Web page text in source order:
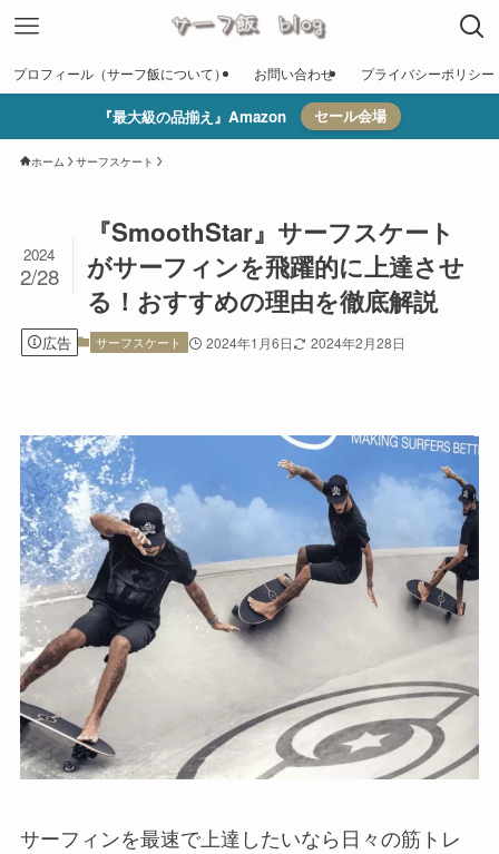
プロフィール（サーフ飯について） お問い合わせ プライバシーポリシー
『最大級の品揃え』Amazon セール会場
ホーム サーフスケート
『SmoothStar』サーフスケート
がサーフィンを飛躍的に上達させ
る！おすすめの理由を徹底解説
2024
2/28
広告 サーフスケート 2024年1月6日 2024年2月28日
サーフィンを最速で上達したいなら日々の筋トレ